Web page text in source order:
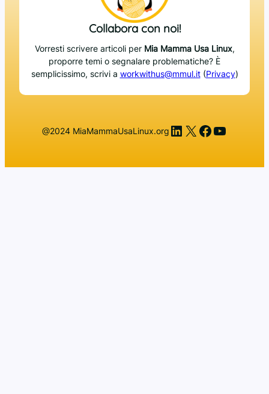
Collabora con noi!
Vorresti scrivere articoli per Mia Mamma Usa Linux,
proporre temi o segnalare problematiche? È
semplicissimo, scrivi a workwithus@mmul.it(Privacy)
@2024 MiaMammaUsaLinux.org LinkedIn
X Facebook